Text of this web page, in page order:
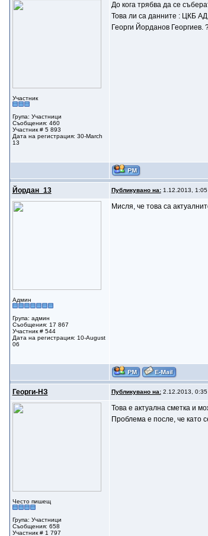
Участник
Група: Участници
Съобщения: 460
Участник # 5 893
Дата на регистрация: 30-March
13
До кога трябва да се
Това ли са данните : ЦКБ
Георги Йорданов Георгиев.
Йордан_13 Публикувано на:1.12.2013, 1:05
Админ
Група: админ
Съобщения: 17 867
Участник # 544
Дата на регистрация: 10-August
06
Мисля, че това са
Георги-НЗ Публикувано на:2.12.2013, 0:35
Често пишещ
Група: Участници
Съобщения: 658
Участник # 1 797
Това е актуална сметка и
Проблема е после, че като